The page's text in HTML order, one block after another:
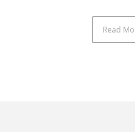
Read